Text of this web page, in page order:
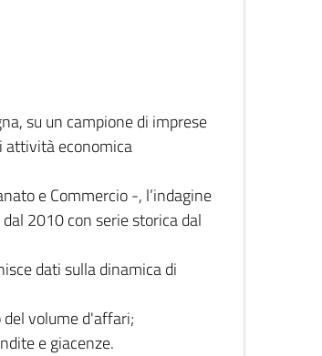
su un campione di imprese
attività economica
e Commercio -, l’indagine
2010 con serie storica dal
dati sulla dinamica di
volume d'affari;
e giacenze.